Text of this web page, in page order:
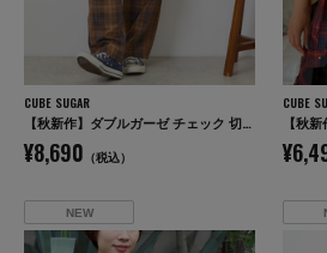
CUBE SUGAR
【秋新作】ダブルガーゼ チェック 切替 イージーパンツ
¥8,690 （税込）
CUBE
NEW